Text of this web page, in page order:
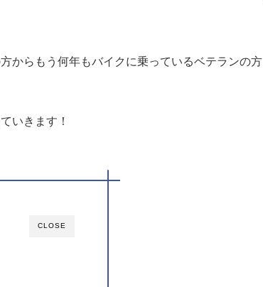
からもう何年もバイクに乗っているベテランの方
いきます！
CLOSE